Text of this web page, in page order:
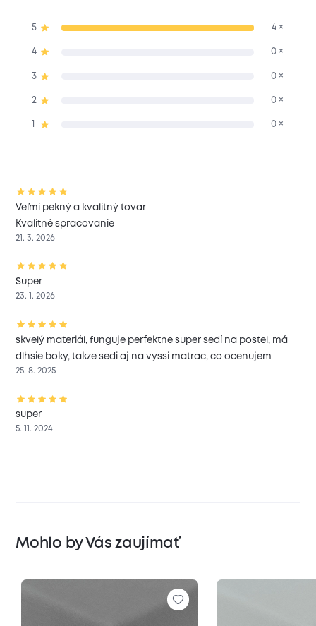
5 4 ×
4 0 ×
3 0 ×
2 0 ×
0 ×
Veľmi pekný a kvalitný tovar
Kvalitné spracovanie
21. 3. 2026
Super
23. 1. 2026
skvelý materiál, funguje perfektne super sedí na postel, má
dlhsie boky, takze sedi aj na vyssi matrac, co ocenujem
25. 8. 2025
super
5. 11. 2024
Mohlo by Vás zaujímať